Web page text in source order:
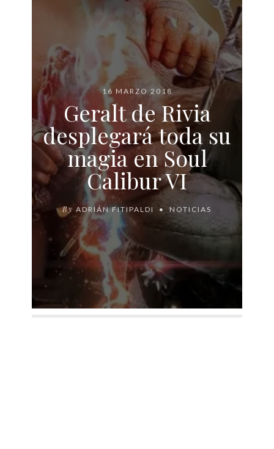
16 MARZO 2018
Geralt de Rivia
desplegará toda su
magia en Soul
Calibur VI
By ADRIÁN FITIPALDI NOTICIAS